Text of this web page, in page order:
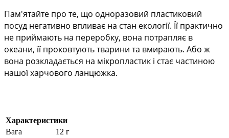
Пам'ятайте про те, що одноразовий пластиковий
посуд негативно впливає на стан екології. Її практично
не приймають на переробку, вона потрапляє в
океани, її проковтують тварини та вмирають. Або ж
вона розкладається на мікропластик і стає частиною
нашої харчового ланцюжка.
Характеристики
Вага
12 г